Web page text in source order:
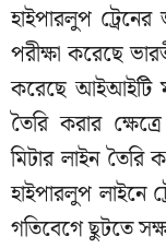
হাইপারলুপ
পরীক্ষা করেছে
করেছে আইআইটি
তৈরি করার
মিটার লাইন তৈরি
হাইপারলুপ লাইনে
গতিবেগে ছুটতে